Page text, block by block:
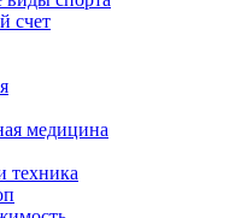
счет
медицина
техника